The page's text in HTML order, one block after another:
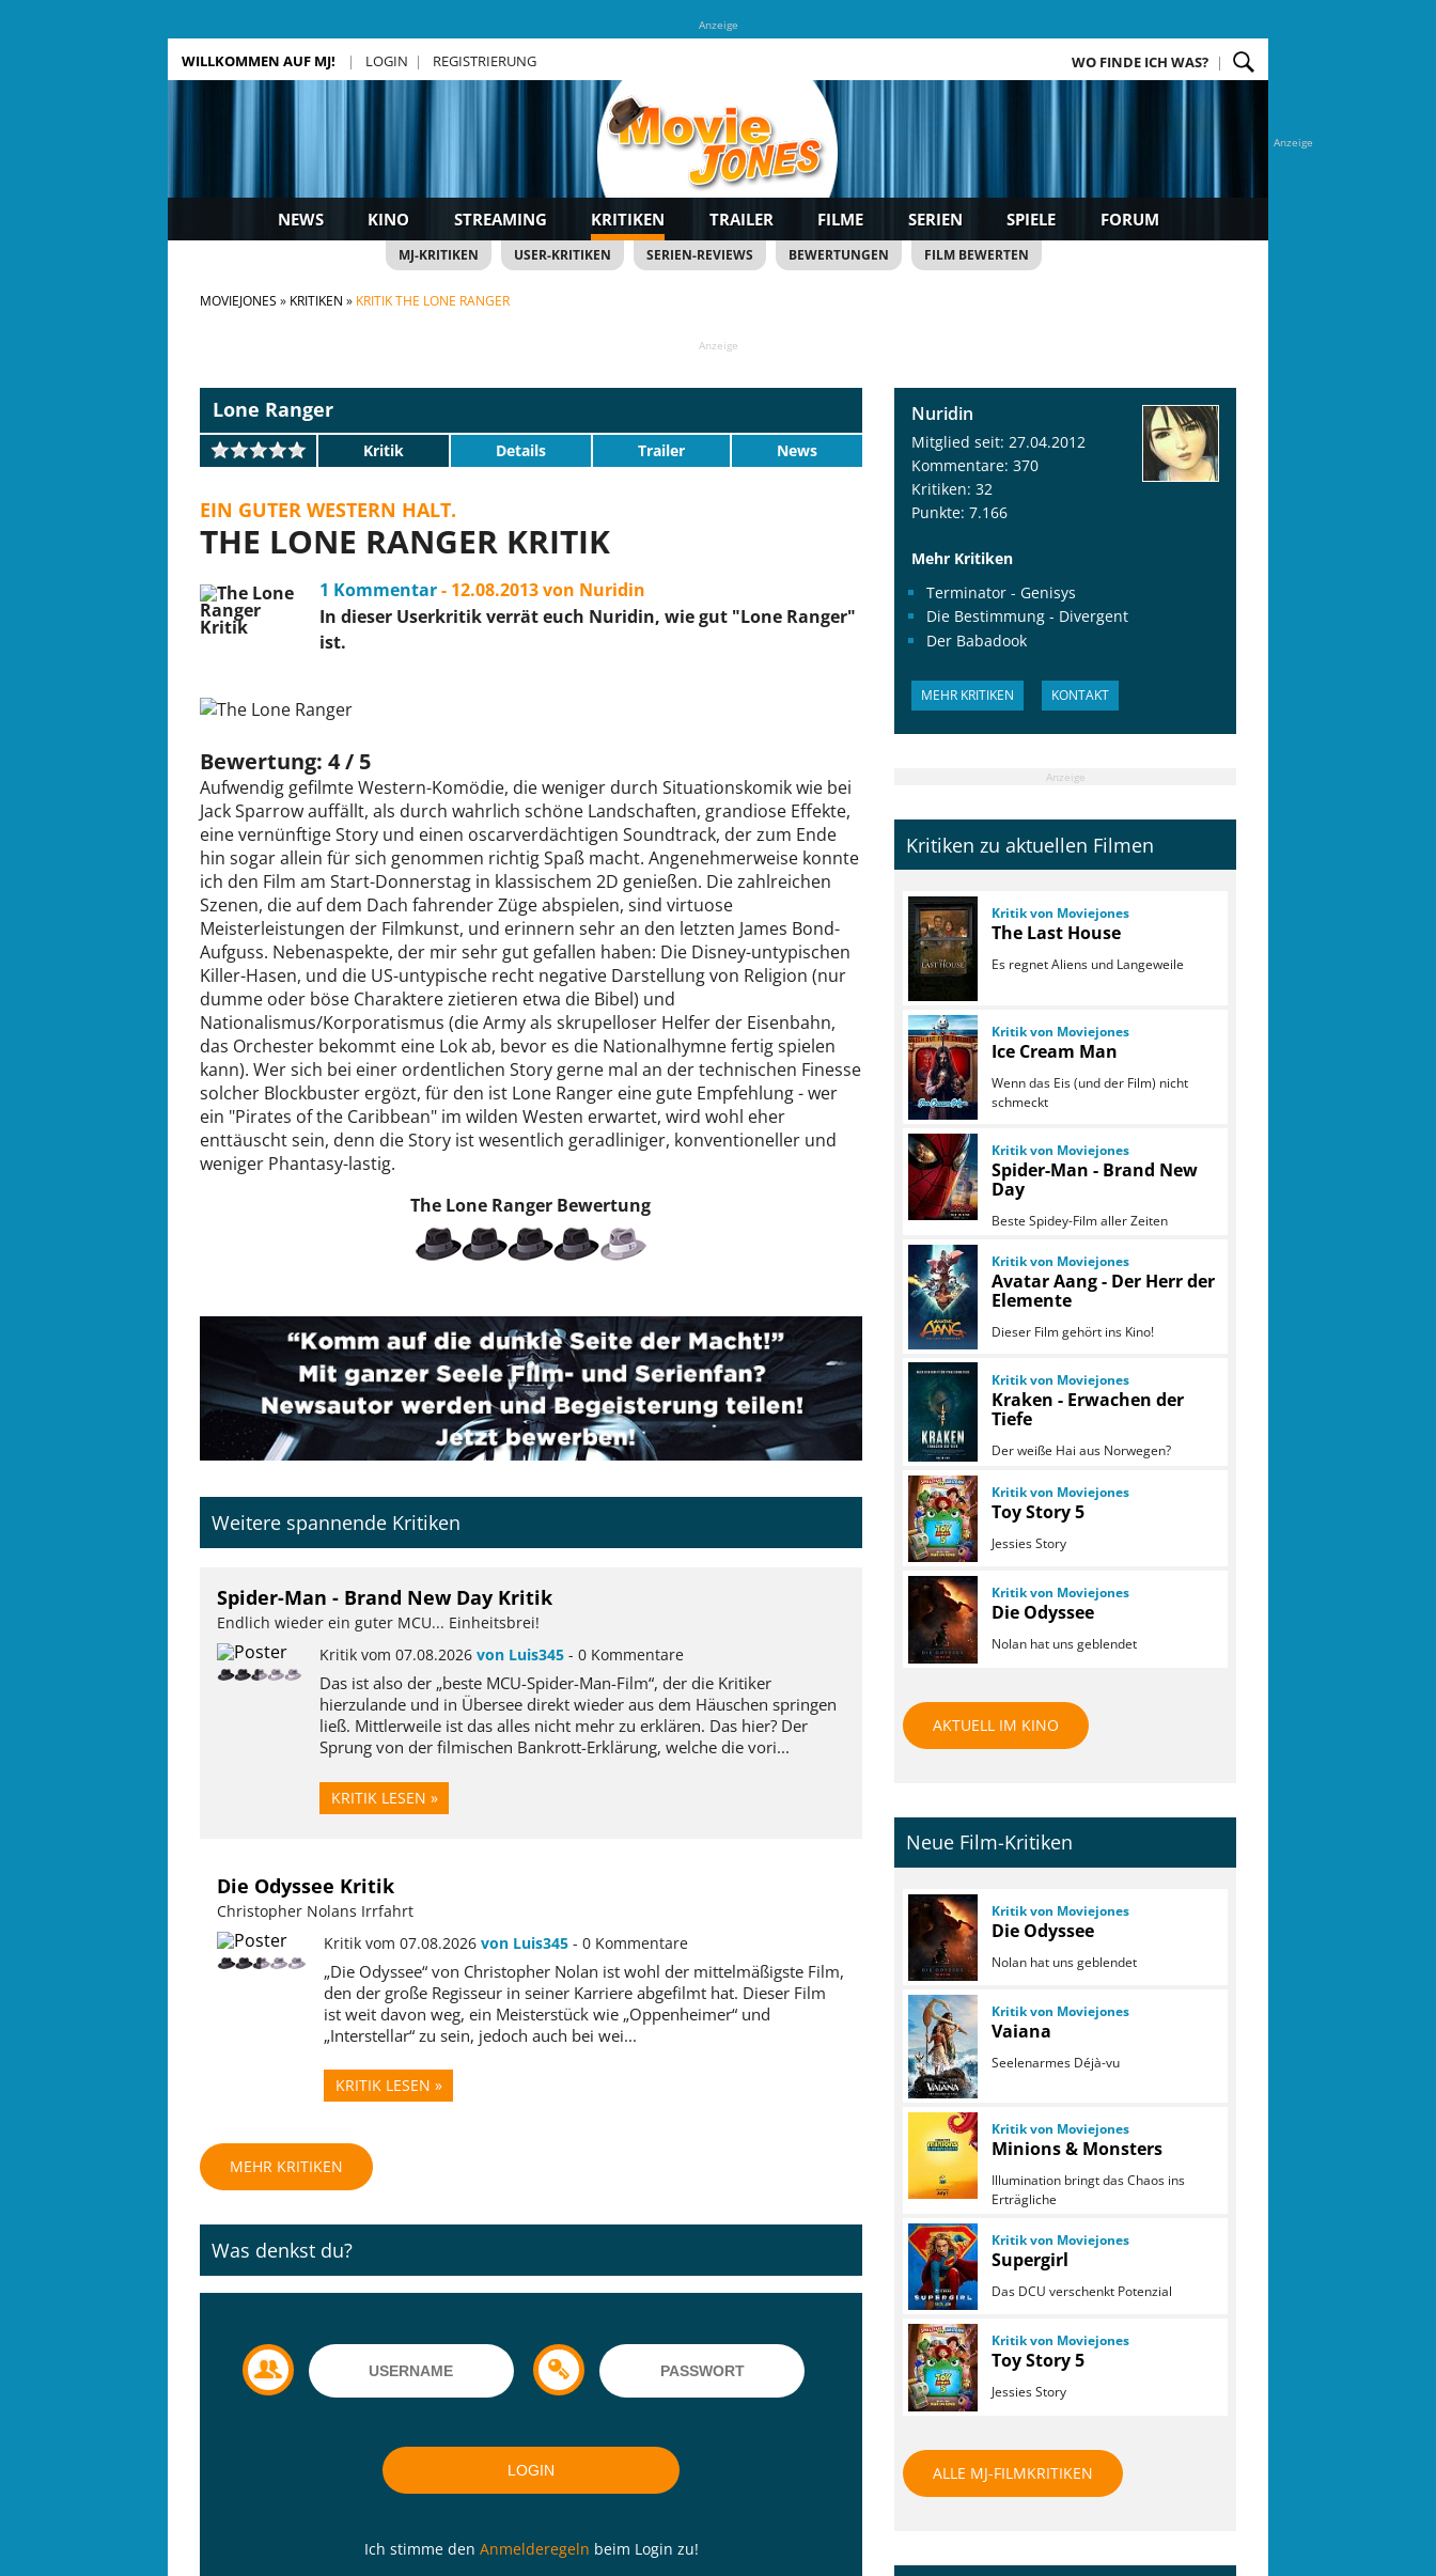
Anzeige
Anzeige
WILLKOMMEN AUF MJ! LOGIN REGISTRIERUNG WO FINDE ICH WAS?
NEWS KINO STREAMING KRITIKEN TRAILER FILME SERIEN SPIELE FORUM
MJ-KRITIKEN USER-KRITIKEN SERIEN-REVIEWS BEWERTUNGEN FILM BEWERTEN
MOVIEJONES KRITIKEN KRITIK THE LONE RANGER
Anzeige
Lone Ranger
Kritik Details Trailer News
EIN GUTER WESTERN HALT.
THE LONE RANGER KRITIK
1 Kommentar- 12.08.2013 von Nuridin
In dieser Userkritik verrät euch Nuridin, wie gut "Lone Ranger"
ist.
Bewertung: 4 / 5
Aufwendig gefilmte Western-Komödie, die weniger durch Situationskomik wie bei
Jack Sparrow auffällt, als durch wahrlich schöne Landschaften, grandiose Effekte,
eine vernünftige Story und einen oscarverdächtigen Soundtrack, der zum Ende
hin sogar allein für sich genommen richtig Spaß macht. Angenehmerweise konnte
ich den Film am Start-Donnerstag in klassischem 2D genießen. Die zahlreichen
Szenen, die auf dem Dach fahrender Züge abspielen, sind virtuose
Meisterleistungen der Filmkunst, und erinnern sehr an den letzten James Bond-
Aufguss. Nebenaspekte, der mir sehr gut gefallen haben: Die Disney-untypischen
Killer-Hasen, und die US-untypische recht negative Darstellung von Religion (nur
dumme oder böse Charaktere zietieren etwa die Bibel) und
Nationalismus/Korporatismus (die Army als skrupelloser Helfer der Eisenbahn,
das Orchester bekommt eine Lok ab, bevor es die Nationalhymne fertig spielen
kann). Wer sich bei einer ordentlichen Story gerne mal an der technischen Finesse
solcher Blockbuster ergözt, für den ist Lone Ranger eine gute Empfehlung - wer
ein "Pirates of the Caribbean" im wilden Westen erwartet, wird wohl eher
enttäuscht sein, denn die Story ist wesentlich geradliniger, konventioneller und
weniger Phantasy-lastig.
The Lone Ranger Bewertung
Weitere spannende Kritiken
Spider-Man - Brand New Day Kritik
Endlich wieder ein guter MCU... Einheitsbrei!
Kritik vom 07.08.2026 von Luis345 - 0 Kommentare
Das ist also der „beste MCU-Spider-Man-Film“, der die Kritiker
hierzulande und in Übersee direkt wieder aus dem Häuschen springen
ließ. Mittlerweile ist das alles nicht mehr zu erklären. Das hier? Der
Sprung von der filmischen Bankrott-Erklärung, welche die vori...
KRITIK LESEN »
Die Odyssee Kritik
Christopher Nolans Irrfahrt
Kritik vom 07.08.2026von Luis345 - 0 Kommentare
„Die Odyssee“ von Christopher Nolan ist wohl der mittelmäßigste Film,
den der große Regisseur in seiner Karriere abgefilmt hat. Dieser Film
ist weit davon weg, ein Meisterstück wie „Oppenheimer“ und
„Interstellar“ zu sein, jedoch auch bei wei...
KRITIK LESEN »
MEHR KRITIKEN
Was denkst du?
Ich stimme den Anmelderegeln beim Login zu!
Nuridin
Mitglied seit: 27.04.2012
Kommentare: 370
Kritiken: 32
Punkte: 7.166
Mehr Kritiken
Terminator - Genisys
Die Bestimmung - Divergent
Der Babadook
MEHR KRITIKEN KONTAKT
Anzeige
Kritiken zu aktuellen Filmen
Kritik von Moviejones
The Last House
Es regnet Aliens und Langeweile
Kritik von Moviejones
Ice Cream Man
Wenn das Eis (und der Film) nicht
schmeckt
Kritik von Moviejones
Spider-Man - Brand New
Day
Beste Spidey-Film aller Zeiten
Kritik von Moviejones
Avatar Aang - Der Herr der
Elemente
Dieser Film gehört ins Kino!
Kritik von Moviejones
Kraken - Erwachen der
Tiefe
Der weiße Hai aus Norwegen?
Kritik von Moviejones
Toy Story 5
Jessies Story
Kritik von Moviejones
Die Odyssee
Nolan hat uns geblendet
AKTUELL IM KINO
Neue Film-Kritiken
Kritik von Moviejones
Die Odyssee
Nolan hat uns geblendet
Kritik von Moviejones
Vaiana
Seelenarmes Déjà-vu
Kritik von Moviejones
Minions & Monsters
Illumination bringt das Chaos ins
Erträgliche
Kritik von Moviejones
Supergirl
Das DCU verschenkt Potenzial
Kritik von Moviejones
Toy Story 5
Jessies Story
ALLE MJ-FILMKRITIKEN